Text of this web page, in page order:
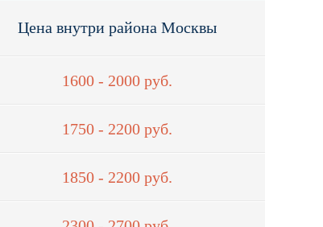
Цена внутри района Москвы
1600 - 2000 руб.
1750 - 2200 руб.
1850 - 2200 руб.